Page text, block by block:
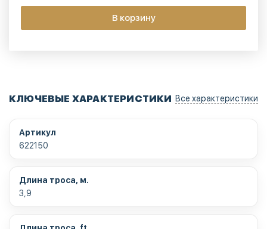
В корзину
КЛЮЧЕВЫЕ ХАРАКТЕРИСТИКИ Все характеристики
Артикул
622150
Длина троса, м.
3,9